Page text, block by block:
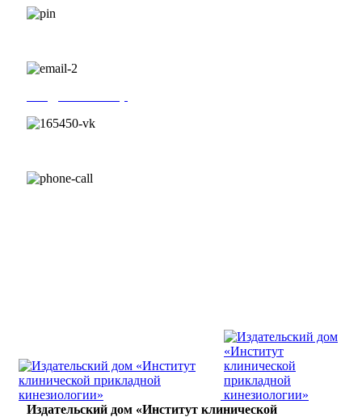
Издательский дом «Институт клинической